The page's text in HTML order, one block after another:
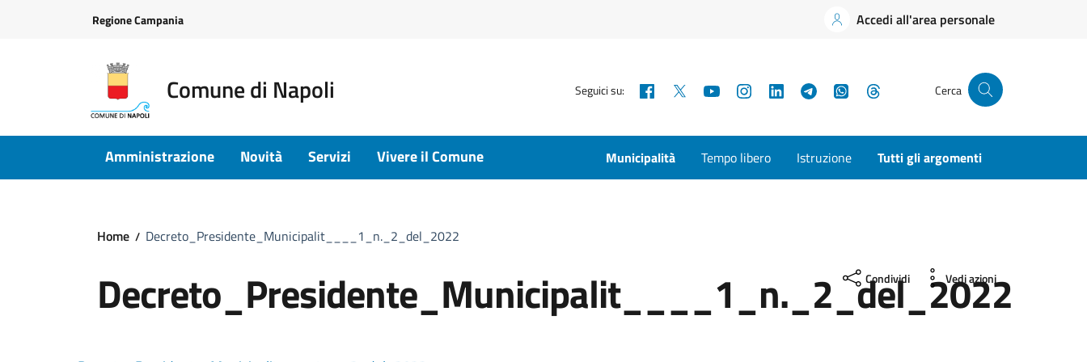
Regione Campania Accedi all'area personale
Comune di Napoli Seguici su: Facebook YouTubeInstagramLinkedInTelegramWhatsApp Cerca
Amministrazione Novità Servizi Vivere il Comune Municipalità Tempo libero Istruzione Tutti gli argomenti
Home Decreto_Presidente_Municipalit____1_n._2_del_2022
Decreto_Presidente_Municipalit____1_n._2_del_2022
Condividi Vedi azioni